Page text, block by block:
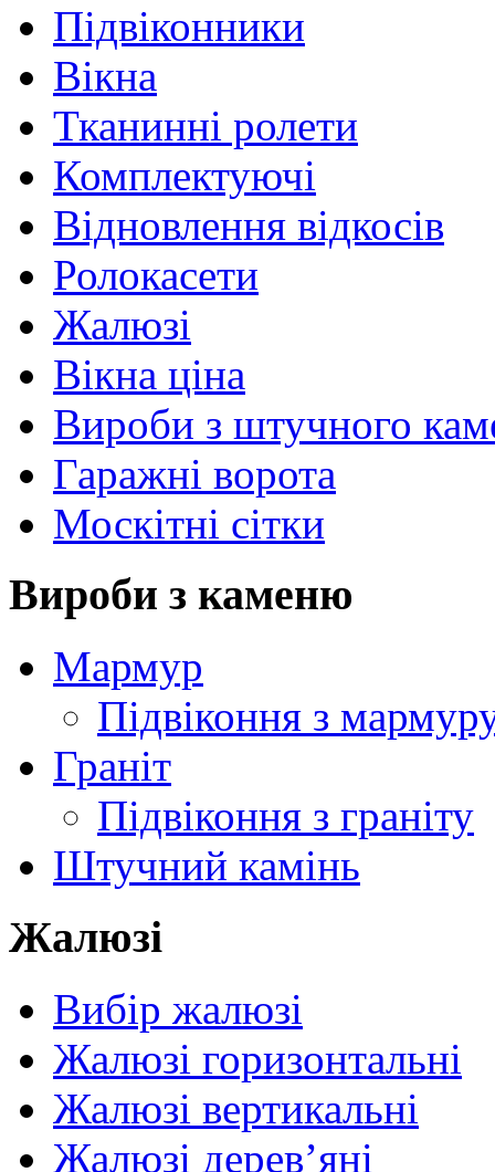
Підвіконники
Вікна
Тканинні ролети
Комплектуючі
Відновлення відкосів
Ролокасети
Жалюзі
Вікна ціна
Вироби з штучного
Гаражні ворота
Москітні сітки
Вироби з каменю
Мармур
Підвіконня з
Граніт
Підвіконня з граніту
Штучний камінь
Жалюзі
Вибір жалюзі
Жалюзі горизонтальні
Жалюзі вертикальні
Жалюзі дерев’яні